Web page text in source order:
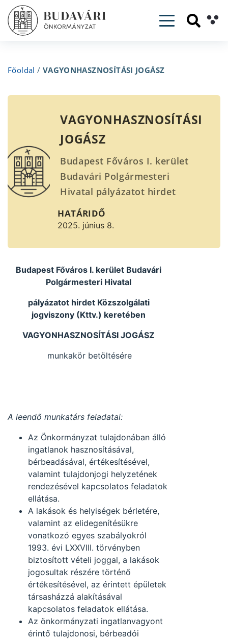
Toggle
Főoldal / VAGYONHASZNOSÍTÁSI JOGÁSZ
VAGYONHASZNOSÍTÁSI
JOGÁSZ
Budapest Főváros I. kerület
Budavári Polgármesteri
Hivatal pályázatot hirdet
VAGYONHASZNOSÍTÁSI
JOGÁSZ munkakör
HATÁRIDŐ
2025. június 8.
Budapest Főváros I. kerület Budavári
Polgármesteri Hivatal
pályázatot hirdet Közszolgálati
jogviszony (Kttv.) keretében
VAGYONHASZNOSÍTÁSI JOGÁSZ
munkakör betöltésére
A leendő munkatárs feladatai:
Az Önkormányzat tulajdonában álló
ingatlanok hasznosításával,
bérbeadásával, értékesítésével,
valamint tulajdonjogi helyzetének
rendezésével kapcsolatos feladatok
ellátása.
A lakások és helyiségek bérletére,
valamint az elidegenítésükre
vonatkozó egyes szabályokról
1993. évi LXXVIII. törvényben
biztosított vételi joggal, a lakások
jogosultak részére történő
értékesítésével, az érintett épületek
társasházzá alakításával
kapcsolatos feladatok ellátása.
Az önkormányzati ingatlanvagyont
érintő tulajdonosi, bérbeadói